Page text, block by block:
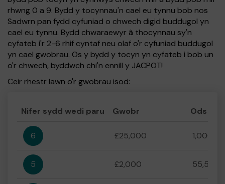
rhwng 0 a 9. Bydd y tocynnau'n cael eu tynnu bob nos
Sadwrn pan fydd cyfuniad o chwech digid buddugol yn
cael eu tynnu. Bydd chwaraewyr â thocynnau sy'n
cyfateb i'r 2-6 rhif cyntaf neu olaf o'r cyfuniad buddugol
yn cael gwobrau. Os y bydd y tocyn yn cyfateb i bob un
o'r chwech, byddwch chi'n ennill y JACPOT!
Ceir rhestr lawn o'r gwobrau isod:
Nifer sydd wedi paru Gwobr Ods
6 £25,000
5 £2,000 55,556:1